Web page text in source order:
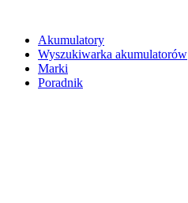
Akumulatory
Wyszukiwarka akumulatorów
Marki
Poradnik